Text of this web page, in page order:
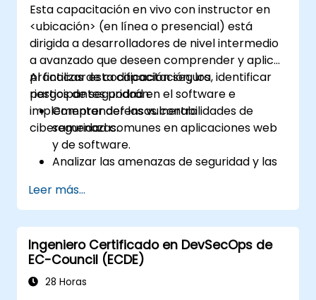
Esta capacitación en vivo con instructor en
<ubicación> (en línea o presencial) está
dirigida a desarrolladores de nivel intermedio
a avanzado que deseen comprender y aplicar
prácticas de codificación segura, identificar
riesgos de seguridad en el software e
implementar defensas contra
ciberamenazas.
Al finalizar esta capacitación, los
participantes podrán:
Comprender las vulnerabilidades de
seguridad comunes en aplicaciones web
y de software.
Analizar las amenazas de seguridad y las
atacantes.
Implementar prácticas de codificación
segura para mitigar los riesgos de
seguridad.
Utilizar herramientas de prueba de
seguridad para identificar y corregir
Leer más...
Ingeniero Certificado en DevSecOps de
EC-Council (ECDE)
28 Horas